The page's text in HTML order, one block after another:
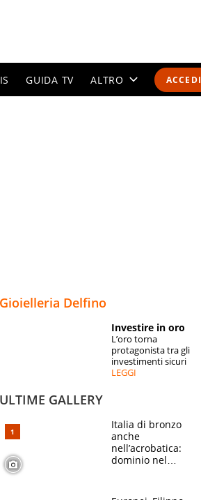
ACCEDI
GUIDA TV ALTRO
SPECIALI
Gioielleria Delfino
Investire in oro
L’oro torna
protagonista tra gli
investimenti sicuri
LEGGI
ULTIME GALLERY
Italia di bronzo
anche
nell’acrobatica:
dominio nel
e compagni